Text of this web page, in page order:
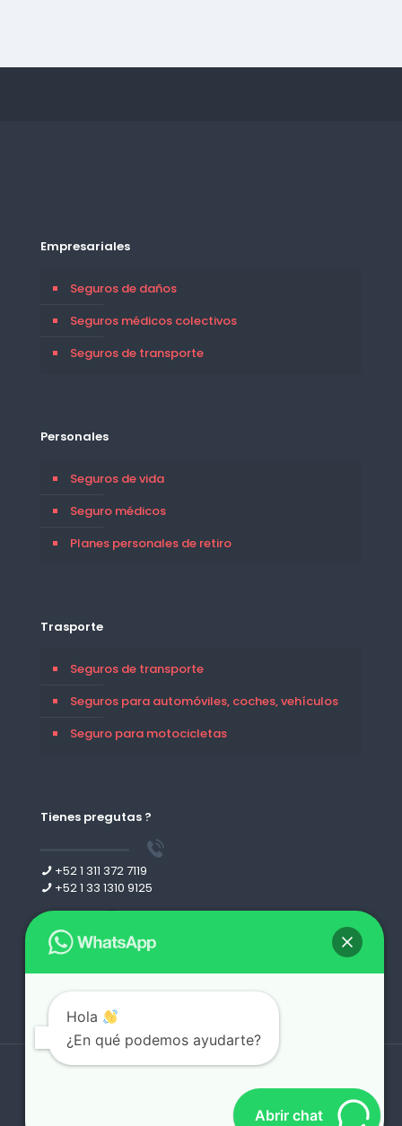
Empresariales
Seguros de daños
Seguros médicos colectivos
Seguros de transporte
Personales
Seguros de vida
Seguro médicos
Planes personales de retiro
Trasporte
Seguros de transporte
Seguros para automóviles, coches, vehículos
Seguro para motocicletas
Tienes pregutas ?
+52 1 311 372 7119
+52 1 33 1310 9125
Leer más
Hola
¿En qué podemos ayudarte?
Abrir chat